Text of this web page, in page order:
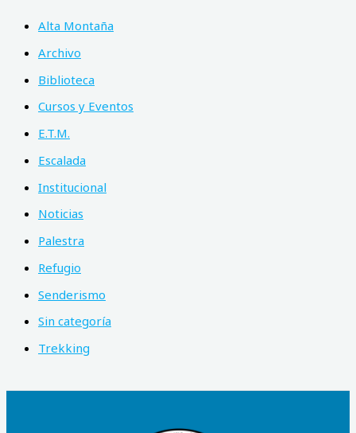
Alta Montaña
Archivo
Biblioteca
Cursos y Eventos
E.T.M.
Escalada
Institucional
Noticias
Palestra
Refugio
Senderismo
Sin categoría
Trekking